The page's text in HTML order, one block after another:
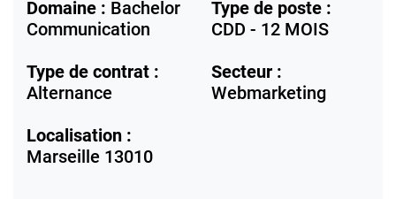
Domaine : Bachelor
Communication
Type de poste :
CDD - 12 MOIS
Type de contrat :
Alternance
Secteur :
Webmarketing
Localisation :
Marseille 13010